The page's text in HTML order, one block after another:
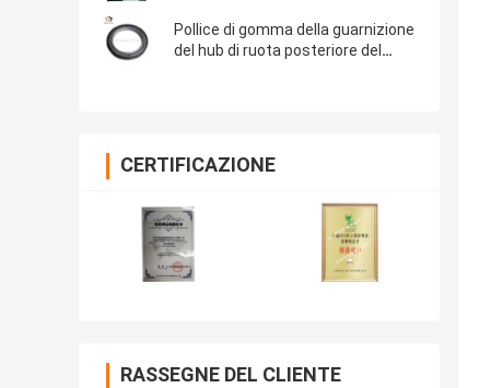
gomito di IVECO 100*130*13/14
Pollice di gomma della guarnizione
del hub di ruota posteriore del
CERTIFICAZIONE
RASSEGNE DEL CLIENTE